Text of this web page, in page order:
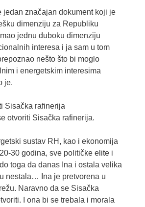
jedan značajan dokument koji je
dimenziju za Republiku
jednu duboku dimenziju
interesa i ja sam u tom
nešto što bi moglo
i energetskim interesima
je.
Sisačka rafinerija
otvoriti Sisačka rafinerija.
sustav RH, kao i ekonomija
30 godina, sve političke elite i
toga da danas Ina i ostala velika
nestala… Ina je pretvorena u
Naravno da se Sisačka
I ona bi se trebala i morala